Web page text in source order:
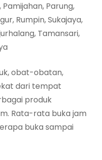
Parung,
Rumpin, Sukajaya,
Tamansari,
obat-obatan,
dari tempat
produk
Rata-rata buka jam
buka sampai